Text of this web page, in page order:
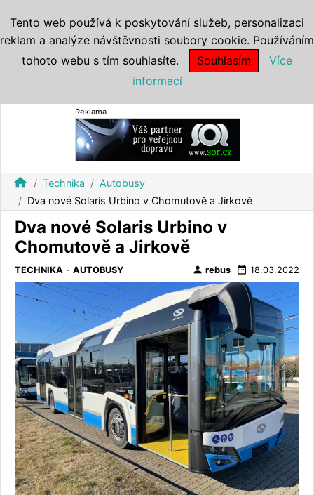
Reklama
home Technika
Autobusy
Dva nové Solaris Urbino v Chomutově a Jirkově
Dva nové Solaris Urbino v
Chomutově a Jirkově
TECHNIKA - AUTOBUSY person rebus date_range 18.03.2022
Tento web používá k poskytování služeb, personalizaci
reklam a analýze návštěvnosti soubory cookie. Používáním
tohoto webu s tím souhlasíte.
Souhlasím
Více
informací